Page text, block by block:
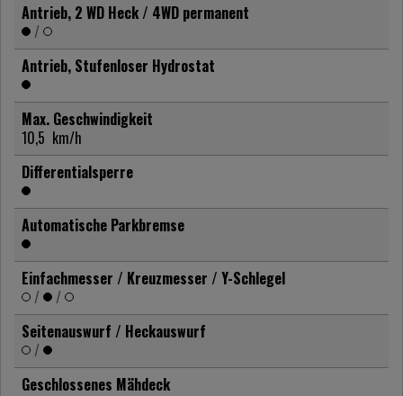
Antrieb, 2 WD Heck / 4WD permanent
/
Antrieb, Stufenloser Hydrostat
Max. Geschwindigkeit
10,5 km/h
Differentialsperre
Automatische Parkbremse
Einfachmesser / Kreuzmesser / Y-Schlegel
/
/
Seitenauswurf / Heckauswurf
/
Geschlossenes Mähdeck